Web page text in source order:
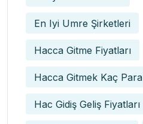
En Iyi Umre Şirketleri
Hacca Gitme Fiyatları
Hacca Gitmek Kaç Para
Hac Gidiş Geliş Fiyatları